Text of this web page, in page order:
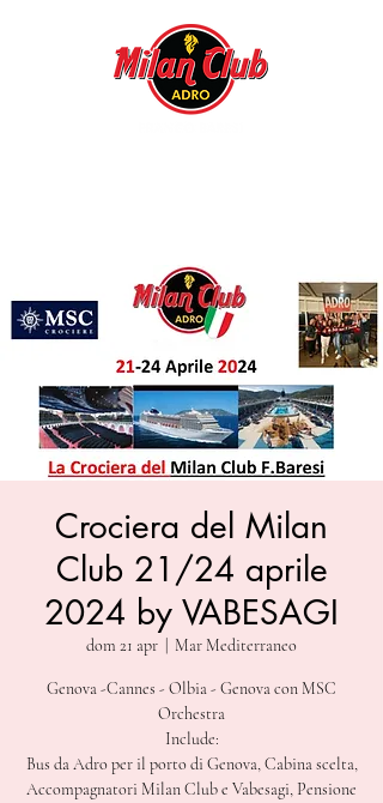
Crociera del Milan
Club 21/24 aprile
2024 by VABESAGI
dom 21 apr Mar Mediterraneo
Genova -Cannes - Olbia - Genova con MSC
Orchestra
Include:
Bus da Adro per il porto di Genova, Cabina scelta,
Accompagnatori Milan Club e Vabesagi, Pensione